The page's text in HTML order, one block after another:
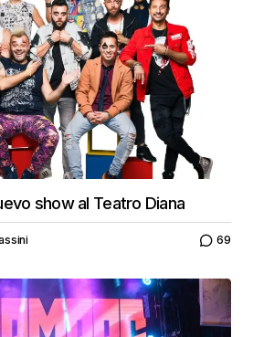
show al Teatro Diana
69